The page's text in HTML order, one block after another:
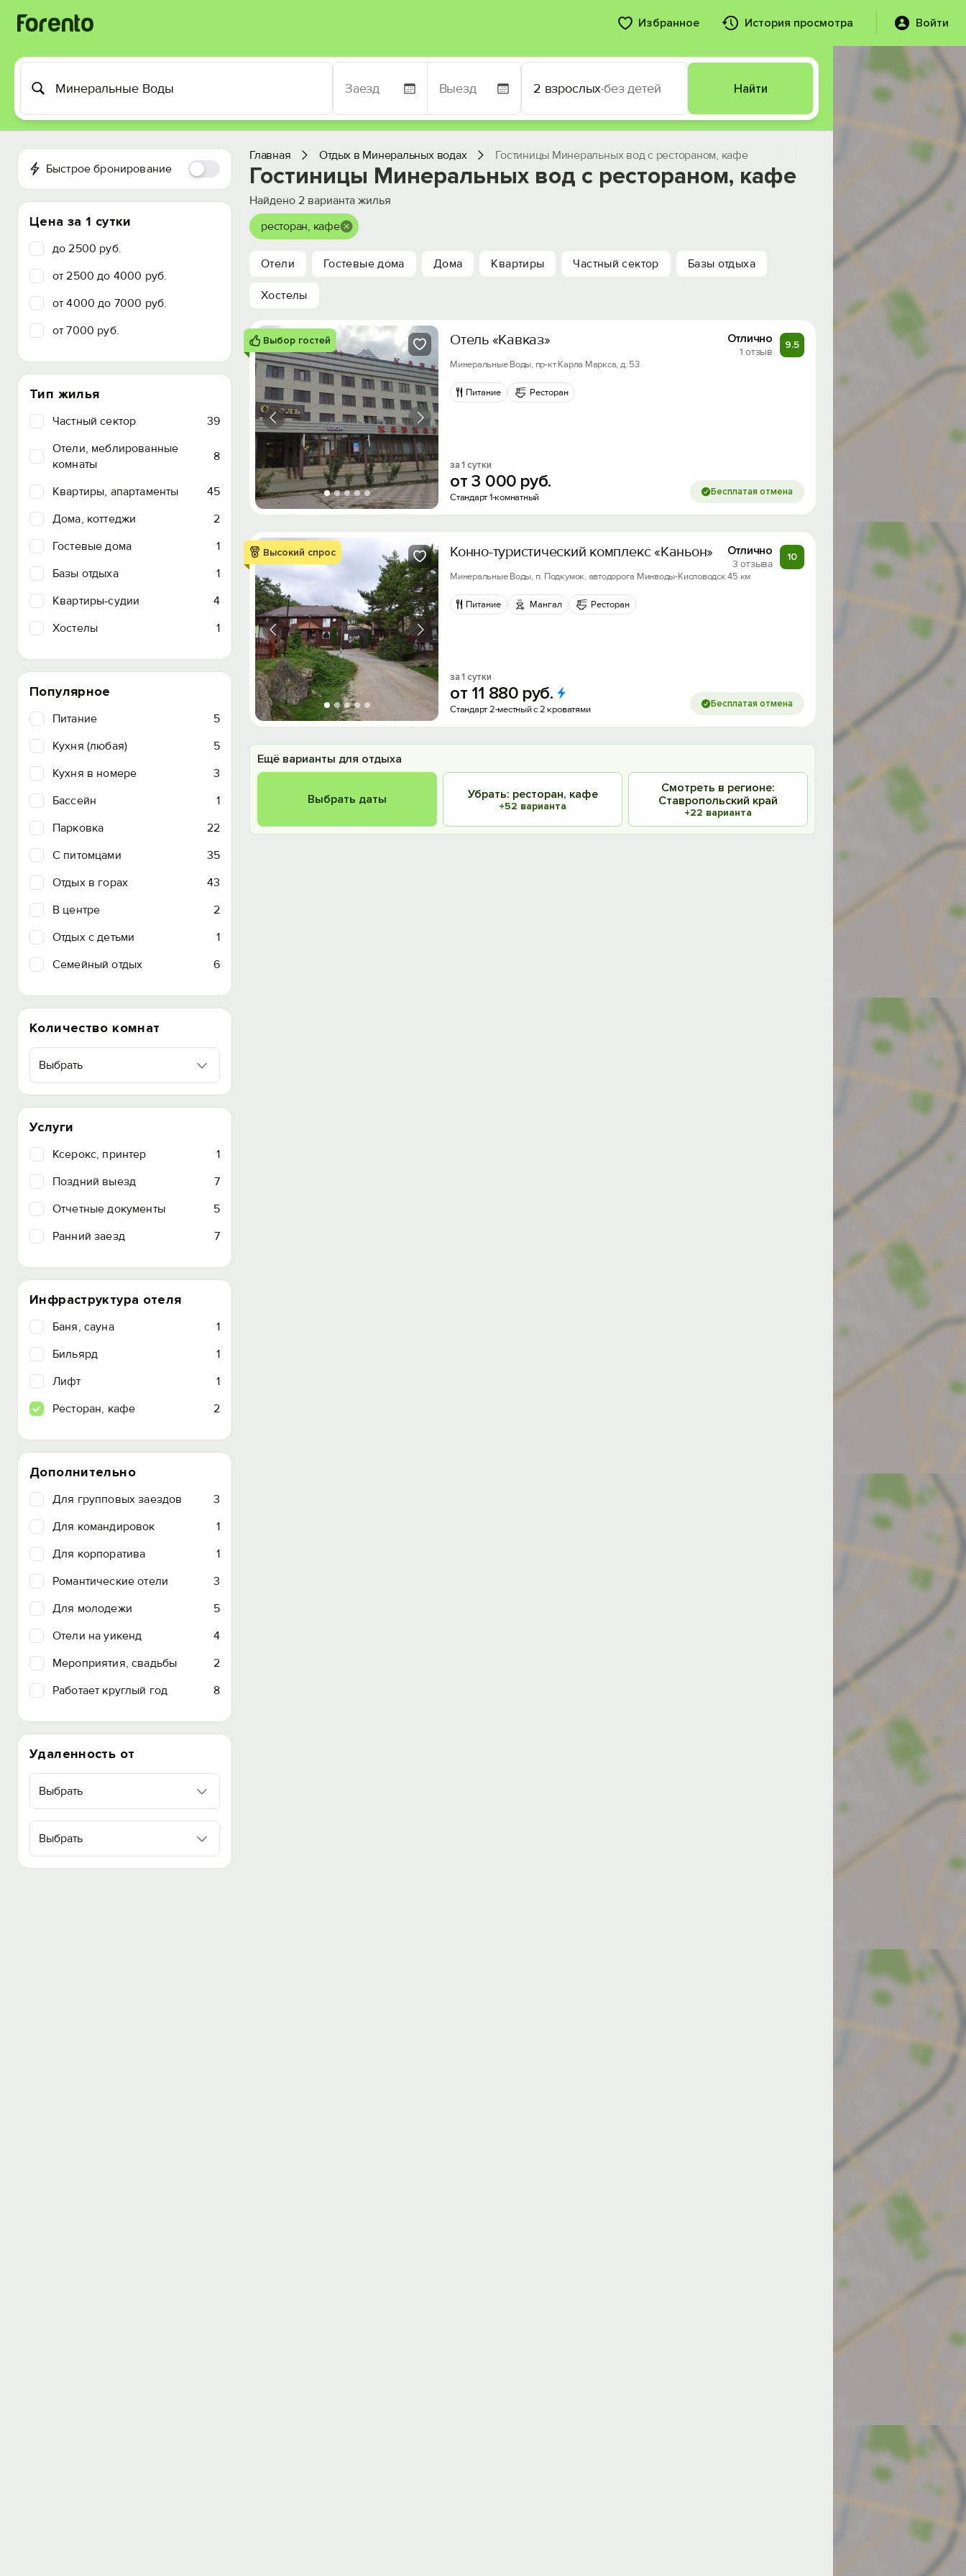
Избранное История просмотра Войти
2 взрослых·без детей Найти
Быстрое бронирование
Цена за 1 сутки
до 2500 руб.
от 2500 до 4000 руб.
от 4000 до 7000 руб.
от 7000 руб.
Тип жилья
Частный сектор
39
Отели, меблированные
комнаты
8
Квартиры, апартаменты
45
Дома, коттеджи
2
Гостевые дома
1
Базы отдыха
1
Квартиры-судии
4
Хостелы
1
Популярное
Питание
5
Кухня (любая)
5
Кухня в номере
3
Бассейн
1
Парковка
22
C питомцами
35
Отдых в горах
43
В центре
2
Отдых с детьми
1
Семейный отдых
6
Количество комнат
Выбрать
Услуги
Ксерокс, принтер
1
Поздний выезд
7
Отчетные документы
5
Ранний заезд
7
Инфраструктура отеля
Баня, сауна
1
Бильярд
1
Лифт
1
Ресторан, кафе
2
Дополнительно
Для групповых заездов
3
Для командировок
1
Для корпоратива
1
Романтические отели
3
Для молодежи
5
Отели на уикенд
4
Мероприятия, свадьбы
2
Работает круглый год
8
Удаленность от
Выбрать
Выбрать
Главная Отдых в Минеральных водах Гостиницы Минеральных вод с рестораном, кафе
Гостиницы Минеральных вод с рестораном, кафе
Найдено 2 варианта жилья
ресторан, кафе
Отели Гостевые дома Дома Квартиры Частный сектор Базы отдыха
Хостелы
Выбор гостей Отель «Кавказ» Отлично
1 отзыв
9.5
Минеральные Воды, пр-кт Карла Маркса, д. 53
Питание Ресторан
за 1 сутки
от3 000 руб.
Стандарт 1-комнатный Бесплатая отмена
Высокий спрос Конно-туристический комплекс «Каньон» Отлично
3 отзыва
10
Минеральные Воды, п. Подкумок, автодорога Минводы-Кисловодск 45 км
Питание Мангал Ресторан
за 1 сутки
от 11 880 руб.
Стандарт 2-местный с 2 кроватями Бесплатая отмена
Ещё варианты для отдыха
Выбрать даты Убрать: ресторан, кафе
+52 варианта
Смотреть в регионе:
Ставропольский край
+22 варианта